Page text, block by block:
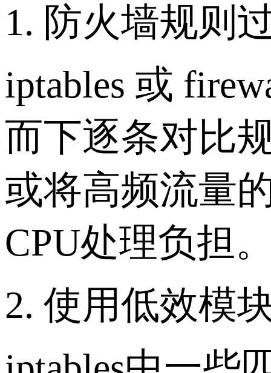
1. 防火墙规则
iptables 或
而下逐条对比
或将高频流量
CPU处理负担
2. 使用低效模